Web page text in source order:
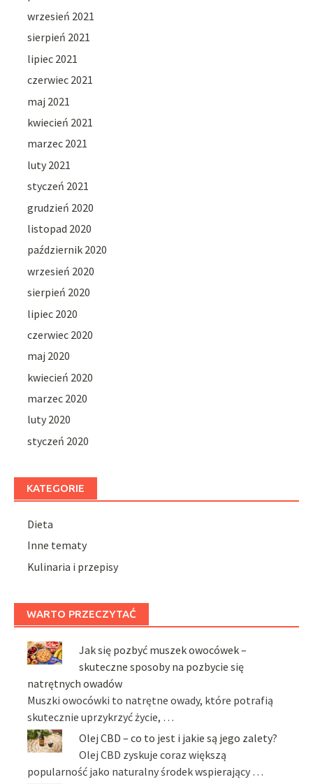
wrzesień 2021
sierpień 2021
lipiec 2021
czerwiec 2021
maj 2021
kwiecień 2021
marzec 2021
luty 2021
styczeń 2021
grudzień 2020
listopad 2020
październik 2020
wrzesień 2020
sierpień 2020
lipiec 2020
czerwiec 2020
maj 2020
kwiecień 2020
marzec 2020
luty 2020
styczeń 2020
KATEGORIE
Dieta
Inne tematy
Kulinaria i przepisy
WARTO PRZECZYTAĆ
Jak się pozbyć muszek owocówek –
skuteczne sposoby na pozbycie się
natrętnych owadów
Muszki owocówki to natrętne owady, które potrafią
skutecznie uprzykrzyć życie, …
Olej CBD – co to jest i jakie są jego zalety?
Olej CBD zyskuje coraz większą
popularność jako naturalny środek wspierający …